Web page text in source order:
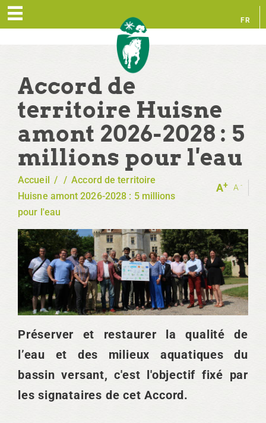
FR
Accord de
territoire Huisne
amont 2026-2028 : 5
millions pour l'eau
-
A
+
A
Accueil / / Accord de territoire
Huisne amont 2026-2028 : 5 millions
pour l'eau
Préserver et restaurer la qualité de
l’eau et des milieux aquatiques du
bassin versant, c'est l'objectif fixé par
les signataires de cet Accord.